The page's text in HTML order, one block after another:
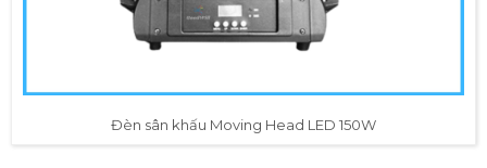
Đèn sân khấu Moving Head LED 150W